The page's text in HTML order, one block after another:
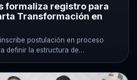
formaliza registro para
Transformación en
postulación en proceso
definir la estructura de